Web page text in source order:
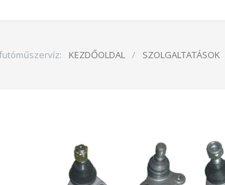
KEZDŐOLDAL / SZOLGALTATÁSOK